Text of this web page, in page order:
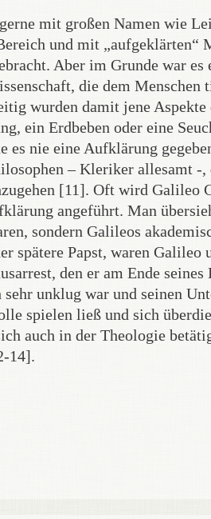
mit großen Namen wie
und mit „aufgeklärten“
Aber im Grunde war es
die dem Menschen
wurden damit jene
ein Erdbeben oder eine
es nie eine Aufklärung
– Kleriker allesamt -,
[11]. Oft wird Galileo
angeführt. Man
sondern Galileos
Papst, waren Galileo
den er am Ende
unklug war und seinen
spielen ließ und sich
auch in der Theologie
14].